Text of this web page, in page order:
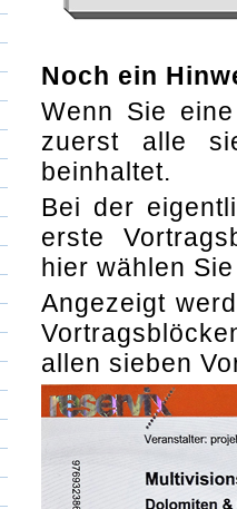
Noch ein
Wenn Sie
zuerst alle
beinhaltet.
Bei der
erste
hier wählen
Angezeigt
allen sieben